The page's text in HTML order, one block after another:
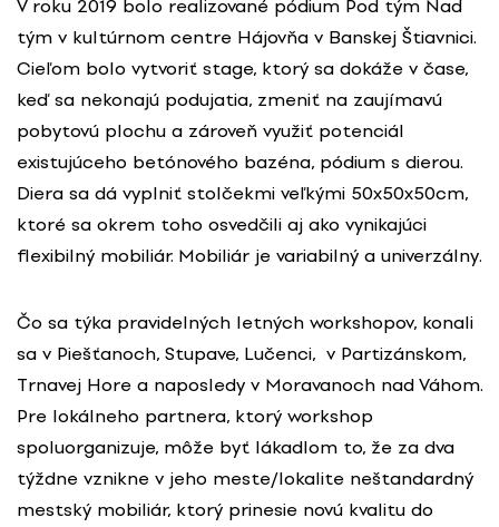
V roku 2019 bolo realizované pódium Pod tým Nad
tým v kultúrnom centre Hájovňa v Banskej Štiavnici.
Cieľom bolo vytvoriť stage, ktorý sa dokáže v čase,
keď sa nekonajú podujatia, zmeniť na zaujímavú
pobytovú plochu a zároveň využiť potenciál
existujúceho betónového bazéna, pódium s dierou.
Diera sa dá vyplniť stolčekmi veľkými 50x50x50cm,
ktoré sa okrem toho osvedčili aj ako vynikajúci
flexibilný mobiliár. Mobiliár je variabilný a univerzálny.
Čo sa týka pravidelných letných workshopov, konali
sa v Piešťanoch, Stupave, Lučenci, v Partizánskom,
Trnavej Hore a naposledy v Moravanoch nad Váhom.
Pre lokálneho partnera, ktorý workshop
spoluorganizuje, môže byť lákadlom to, že za dva
týždne vznikne v jeho meste/lokalite neštandardný
mestský mobiliár, ktorý prinesie novú kvalitu do